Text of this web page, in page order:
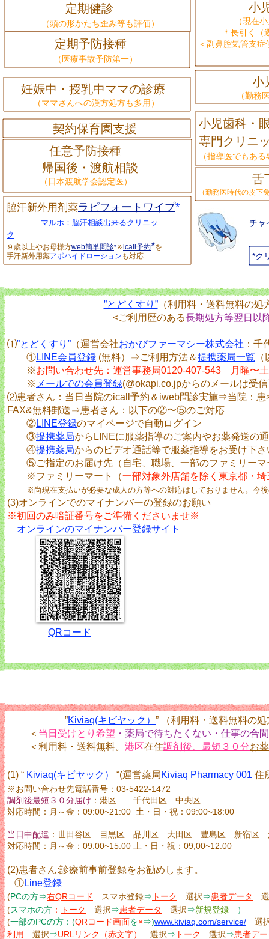
”とどくすり”（利用料・送料無料の処
<ご利用歴のある長期処方等翌日以
⑴”とどくすり” （運営会社おかぴファーマシー株式会社 ：千
①LINE会員登録 (無料）⇒ご利用方法＆提携薬局一覧
※お問い合わせ先：運営事務局0120-407-543 月曜〜
※ メールでの会員登録(@okapi.co.jpからのメールは受
⑵患者さん：当日当院のicall予約＆iweb問診実施⇒当院：
FAX&無料郵送⇒患者さん：以下の②〜⑤のご対応
②LINE登録のマイページで自動ログイン
③提携薬局からLINEに服薬指導のご案内やお薬発送の
④提携薬局からのビデオ通話等で服薬指導をお受け下さ
⑤ご指定のお届け先（自宅、職場、一部のファミリーマ
※ファミリーマート（一部対象外店舗を除く東京都・
※尚現在支払いが必要な成人の方等への対応はしておりません。今
(3)オンラインでのマイナンバーの登録のお願い
※初回のみ暗証番号をご準備くださいませ※
オンラインのマイナンバー登録サイト
QRコード
小児一
（現在小児
＊長引く（遷
＜副鼻腔気管支
定期予防接種
（医療事故予防第一）
任意予防接種
帰国後・渡航相談
（日本渡航学会認定医）
契約保育園支援
小児〜
（勤務医時
妊娠中・授乳中ママの診療
（ママさんへの漢方処方も多用）
小児歯科・
専門クリニ
（指導医でもあ
定期健診
（頭の形かたち歪み等も評価）
脇汗新外用剤薬ラピフォートワイプ*
マルホ：脇汗相談出来るクリニッ
ク
９歳以上やお母様方web簡単問診*＆icall予約*を
手汗新外用薬アポハイドローション も対応 *ク
舌下免
（勤務医時代の皮下
”Kiviaq(キビヤック） ” （利用料・送料無料の
＜ 当日受けとり希望 ・薬局で待ちたくない・仕事の合
＜利用料・送料無料。 港区在住調剤後、最短３０分お
(1) “ Kiviaq(キビヤック） “(運営薬局Kiviaq Pharmacy 001 住
※お問い合わせ先電話番号：03-5422-1472
調剤後最短３０分届け ：港区 千代田区 中央区
対応時間：月～金：09:00~21:00 土・日・祝：09:00~18:00
当日中配達 ：世田谷区 目黒区 品川区 大田区 豊島区 新宿
対応時間：月～金：09:00~15:00 土・日・祝：09;00~12:00
(2)患者さん:診療前事前登録をお勧めします。
①Line登録
(PCの方⇒右QRコード スマホ登録⇒ トーク 選択⇒患者データ
(スマホの方 ： トーク 選択⇒患者データ 選択⇒新規登録 ）
(一部のPCの方：(QRコード画面を×⇒)www.kiviaq.com/service/
選
利用
選択⇒URLリンク（赤文字） 選択⇒ トーク 選択⇒患者デ